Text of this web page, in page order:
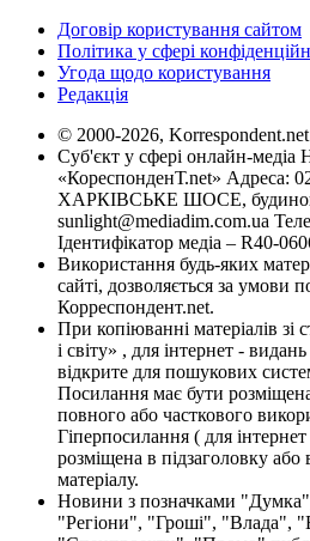
Договір користування сайтом
Політика у сфері
Угода щодо користування
Редакція
© 2000-2026, Korrespondent.net
Суб'єкт у сфері онлайн-медіа
«КореспонденТ.net» Адреса:
ХАРКІВСЬКЕ ШОСЕ, будинок
sunlight@mediadim.com.ua
Ідентифікатор медіа – R40-
Використання будь-яких
сайті, дозволяється за умови
Корреспондент.net.
При копіюванні матеріалів
і світу» , для інтернет -
відкрите для пошукових
Посилання має бути
повного або часткового
Гіперпосилання ( для
розміщена в підзаголовку або
матеріалу.
Новини з позначками
"Регіони", "Гроші", "Влада",